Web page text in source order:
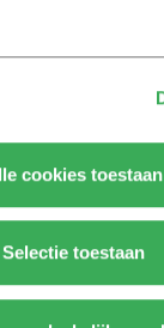
cookies toestaan
Selectie toestaan
je aan voor
of tips?